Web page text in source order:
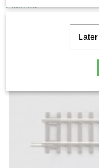
PI55290
€ 3,34